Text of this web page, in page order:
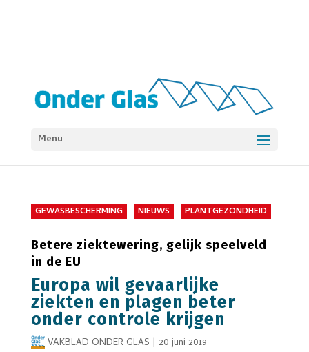
Menu
GEWASBESCHERMING NIEUWS PLANTGEZONDHEID
Betere ziektewering, gelijk speelveld
in de EU
Europa wil gevaarlijke
ziekten en plagen beter
onder controle krijgen
VAKBLAD ONDER GLAS | 20 juni 2019